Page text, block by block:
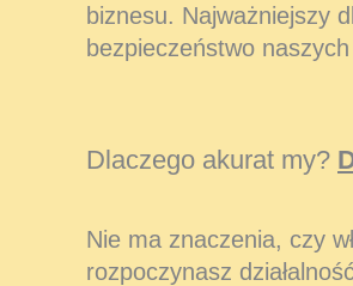
biznesu. Najważniejszy
bezpieczeństwo
Dlaczego akurat my?
Nie ma znaczenia, czy
rozpoczynasz